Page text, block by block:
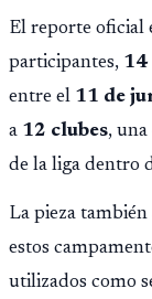
El reporte oficial
participantes, 14
entre el 11 de
a 12 clubes,
de la liga dentro
La pieza también
estos
utilizados como